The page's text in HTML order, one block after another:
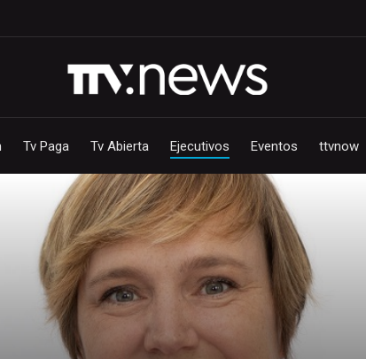
Tv Paga Tv Abierta Ejecutivos Eventos ttvnow